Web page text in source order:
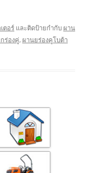
ตอร์ และติดป้ายกำกับ ผาน
ร่องคู่, ผานยร่องคูโบต้า